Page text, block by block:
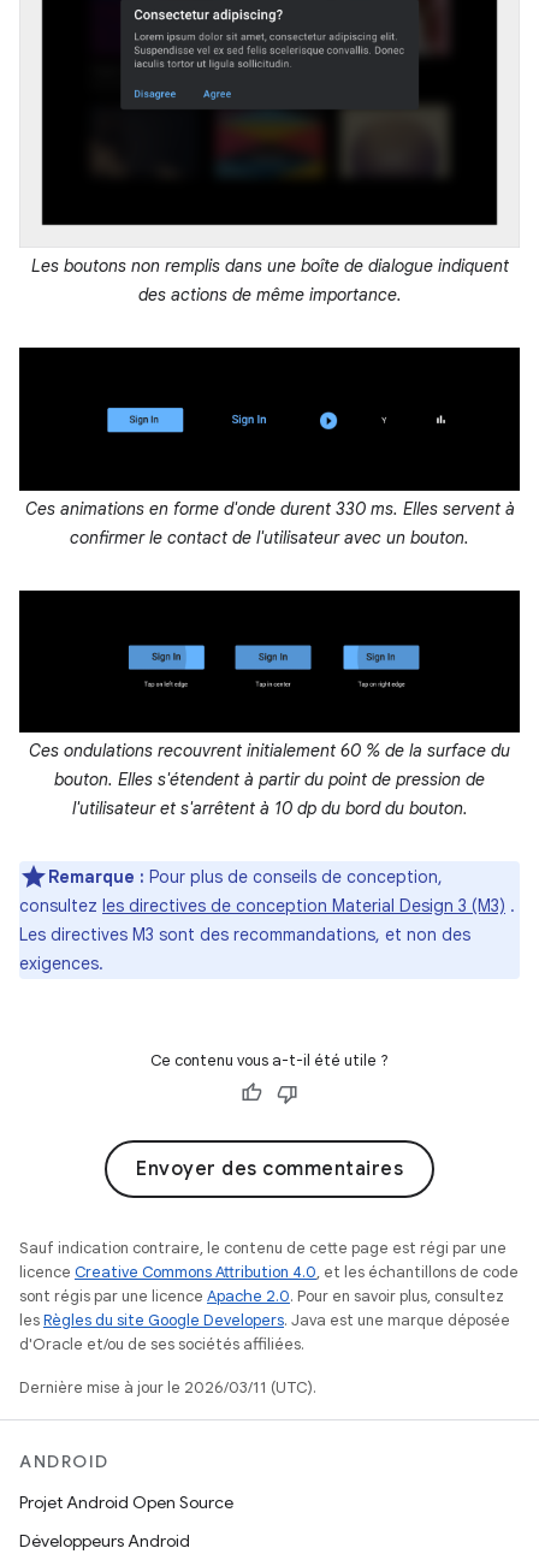
Les boutons non remplis dans une boîte de dialogue indiquent
des actions de même importance.
Ces animations en forme d'onde durent 330 ms. Elles servent à
confirmer le contact de l'utilisateur avec un bouton.
Ces ondulations recouvrent initialement 60 % de la surface du
bouton. Elles s'étendent à partir du point de pression de
l'utilisateur et s'arrêtent à 10 dp du bord du bouton.
Remarque : Pour plus de conseils de conception,
consultez les directives de conception Material Design 3 (M3) .
Les directives M3 sont des recommandations, et non des
exigences.
Ce contenu vous a-t-il été utile ?
Envoyer des commentaires
Sauf indication contraire, le contenu de cette page est régi par une
licence Creative Commons Attribution 4.0, et les échantillons de code
sont régis par une licence Apache 2.0. Pour en savoir plus, consultez
lesRègles du site Google Developers. Java est une marque déposée
d'Oracle et/ou de ses sociétés affiliées.
Dernière mise à jour le 2026/03/11 (UTC).
ANDROID
Projet Android Open Source
Développeurs Android